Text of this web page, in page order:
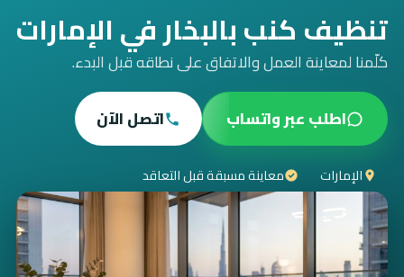
تنظيف كنب بالبخار في الإمارات
كلّمنا لمعاينة العمل والاتفاق على نطاقه قبل البدء.
اطلب عبر واتساب
اتصل الآن
الإمارات معاينة مسبقة قبل التعاقد